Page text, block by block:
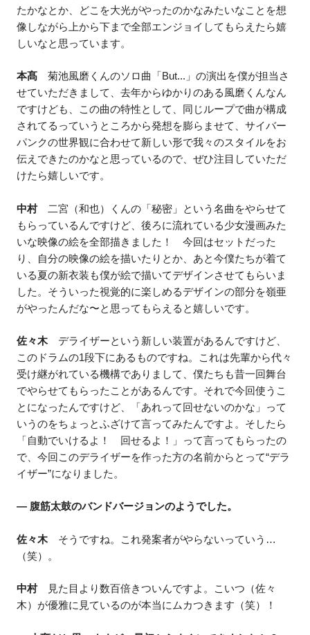
たかなとか、どこを大光がやったのかなみたいなことを想
像しながら上から下まで全部エンジョイしてもらえたら嬉
しいなと思っています。
本髙 菊池風磨くんのソロ曲「But...」の演出を僕が担当さ
せていただきまして、去年からゆかりのある風磨くんなん
ですけども、この曲の特性として、同じループで曲が構成
されてるっていうところから発想を膨らませて、サイバー
パンクの世界観に合わせて新しい形で我々のスタイルをお
伝えできたのかなと思っているので、ぜひ注目していただ
けたら嬉しいです。
中村二宮（和也）くんの「秘密」という名曲をやらせて
もらっているんですけど、後ろに流れている少女漫画みた
いな映像の絵を全部描きました！ 今回はセットだった
り、自分の映像の絵を描いたりとか、あと今僕たちが着て
いる夏の新衣装も僕が絵で描いてデザインさせてもらいま
した。そういった視覚的に楽しめるデザインの部分を嶺亜
がやったんだな〜と思ってもらえると嬉しいです。
佐々木 デライザーという新しい装置があるんですけど、
このドラムの1段下にあるものですね。これは先輩から代々
受け継がれている機構でありまして、僕たちも昔一回舞台
でやらせてもらったことがあるんです。それで今回使うこ
とになったんですけど、「あれって回せないのかな」って
いうのをちょっとふざけて言ってみたんですよ。そしたら
「自動でいけるよ！ 回せるよ！」って言ってもらったの
で、今回このデライザーを作った方の名前からとって“デラ
イザー”になりました。
― 腹筋太鼓のバンドバージョンのようでした。
佐々木そうですね。これ発案者がやらないっていう…
（笑）。
中村見た目より数百倍きついんですよ。こいつ（佐々
木）が優雅に見ているのが本当にムカつきます（笑）！